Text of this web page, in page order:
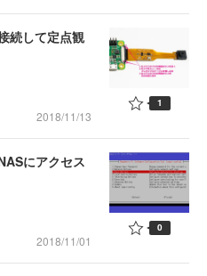
続して定点観
2018/11/13
1
にアクセス
2018/11/01
0